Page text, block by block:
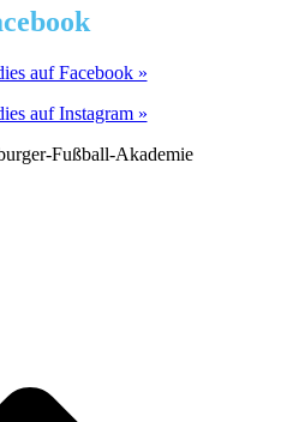
auf Facebook »
auf Instagram »
Fußball-Akademie